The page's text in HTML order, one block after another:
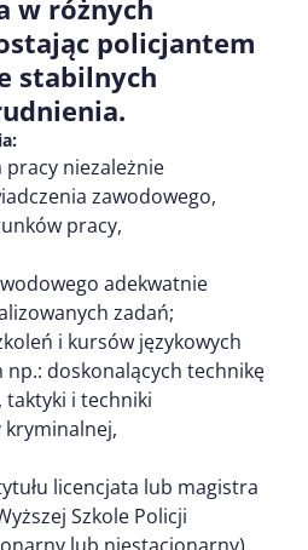
w różnych
policjantem
stabilnych
niezależnie
zawodowego,
pracy,
adekwatnie
zadań;
i kursów językowych
np.: doskonalących technikę
i techniki
kryminalnej,
licencjata lub magistra
Szkole Policji